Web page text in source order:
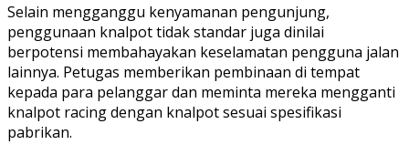
Selain mengganggu kenyamanan pengunjung,
penggunaan knalpot tidak standar juga dinilai
berpotensi membahayakan keselamatan pengguna jalan
lainnya. Petugas memberikan pembinaan di tempat
kepada para pelanggar dan meminta mereka mengganti
knalpot racing dengan knalpot sesuai spesifikasi
pabrikan.